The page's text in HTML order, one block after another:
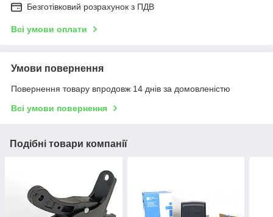
Безготівковий розрахунок з ПДВ
Всі умови оплати
Умови повернення
Повернення товару впродовж 14 днів за домовленістю
Всі умови повернення
Подібні товари компанії